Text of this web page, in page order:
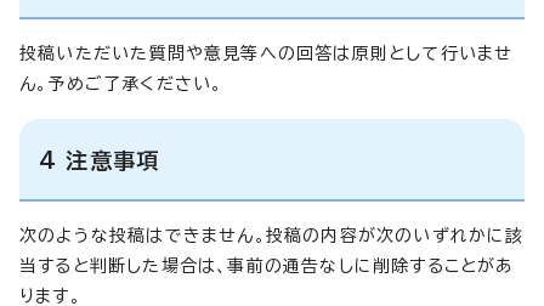
投稿いただいた質問や意見等への回答は原則として行いませ
ん。予めご了承ください。
4 注意事項
次のような投稿はできません。投稿の内容が次のいずれかに該
当すると判断した場合は、事前の通告なしに削除することがあ
ります。